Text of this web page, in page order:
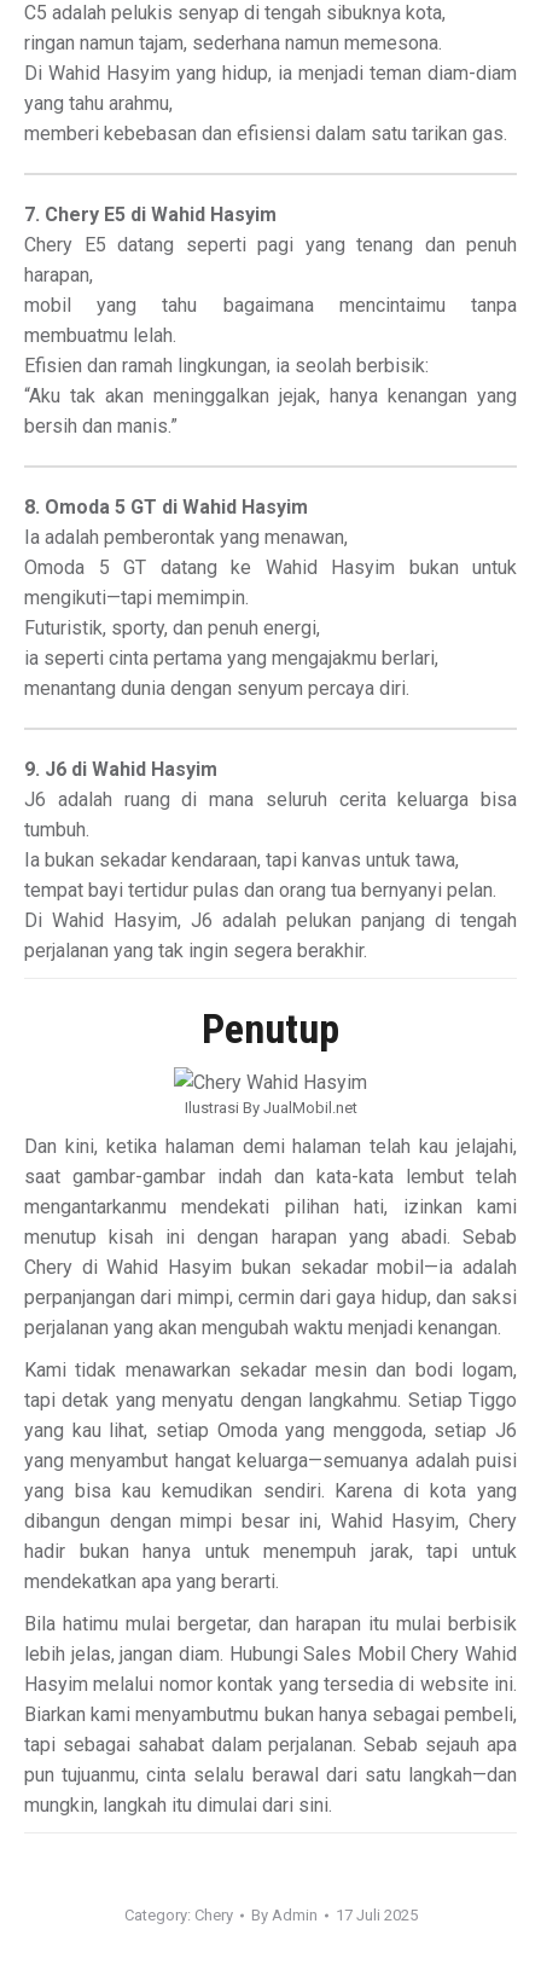
C5 adalah pelukis senyap di tengah sibuknya kota,
ringan namun tajam, sederhana namun memesona.
Di Wahid Hasyim yang hidup, ia menjadi teman diam-diam
yang tahu arahmu,
memberi kebebasan dan efisiensi dalam satu tarikan gas.
7. Chery E5 di Wahid Hasyim
Chery E5 datang seperti pagi yang tenang dan penuh
harapan,
mobil yang tahu bagaimana mencintaimu tanpa
membuatmu lelah.
Efisien dan ramah lingkungan, ia seolah berbisik:
“Aku tak akan meninggalkan jejak, hanya kenangan yang
bersih dan manis.”
8. Omoda 5 GT di Wahid Hasyim
Ia adalah pemberontak yang menawan,
Omoda 5 GT datang ke Wahid Hasyim bukan untuk
mengikuti—tapi memimpin.
Futuristik, sporty, dan penuh energi,
ia seperti cinta pertama yang mengajakmu berlari,
menantang dunia dengan senyum percaya diri.
9. J6 di Wahid Hasyim
J6 adalah ruang di mana seluruh cerita keluarga bisa
tumbuh.
Ia bukan sekadar kendaraan, tapi kanvas untuk tawa,
tempat bayi tertidur pulas dan orang tua bernyanyi pelan.
Di Wahid Hasyim, J6 adalah pelukan panjang di tengah
perjalanan yang tak ingin segera berakhir.
Penutup
Ilustrasi By JualMobil.net
Dan kini, ketika halaman demi halaman telah kau jelajahi,
saat gambar-gambar indah dan kata-kata lembut telah
mengantarkanmu mendekati pilihan hati, izinkan kami
menutup kisah ini dengan harapan yang abadi. Sebab
Chery di Wahid Hasyim bukan sekadar mobil—ia adalah
perpanjangan dari mimpi, cermin dari gaya hidup, dan saksi
perjalanan yang akan mengubah waktu menjadi kenangan.
Kami tidak menawarkan sekadar mesin dan bodi logam,
tapi detak yang menyatu dengan langkahmu. Setiap Tiggo
yang kau lihat, setiap Omoda yang menggoda, setiap J6
yang menyambut hangat keluarga—semuanya adalah puisi
yang bisa kau kemudikan sendiri. Karena di kota yang
dibangun dengan mimpi besar ini, Wahid Hasyim, Chery
hadir bukan hanya untuk menempuh jarak, tapi untuk
mendekatkan apa yang berarti.
Bila hatimu mulai bergetar, dan harapan itu mulai berbisik
lebih jelas, jangan diam. Hubungi Sales Mobil Chery Wahid
Hasyim melalui nomor kontak yang tersedia di website ini.
Biarkan kami menyambutmu bukan hanya sebagai pembeli,
tapi sebagai sahabat dalam perjalanan. Sebab sejauh apa
pun tujuanmu, cinta selalu berawal dari satu langkah—dan
mungkin, langkah itu dimulai dari sini.
Category: Chery By Admin 17 Juli 2025